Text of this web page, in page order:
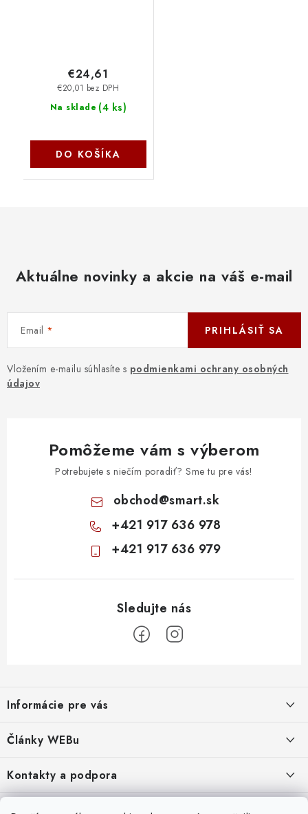
Na sklade (4 ks)
€20,01 bez DPH
€24,61
DO KOŠÍKA
Aktuálne novinky a akcie na váš e-mail
Email
Vložením e-mailu súhlasíte s podmienkami ochrany osobných
údajov
PRIHLÁSIŤ SA
Pomôžeme vám s výberom
Potrebujete s niečím poradiť? Sme tu pre vás!
obchod@smart.sk
+421 917 636 978
+421 917 636 979
p
ä
e
Informácie pre vás
Obchodné podmienky
Moja objednávka
Odstúpenie od zmluvy
Články WEBu
Dôležité oznamy
16.6.2026
Kontakty a podpora
Servisné služby